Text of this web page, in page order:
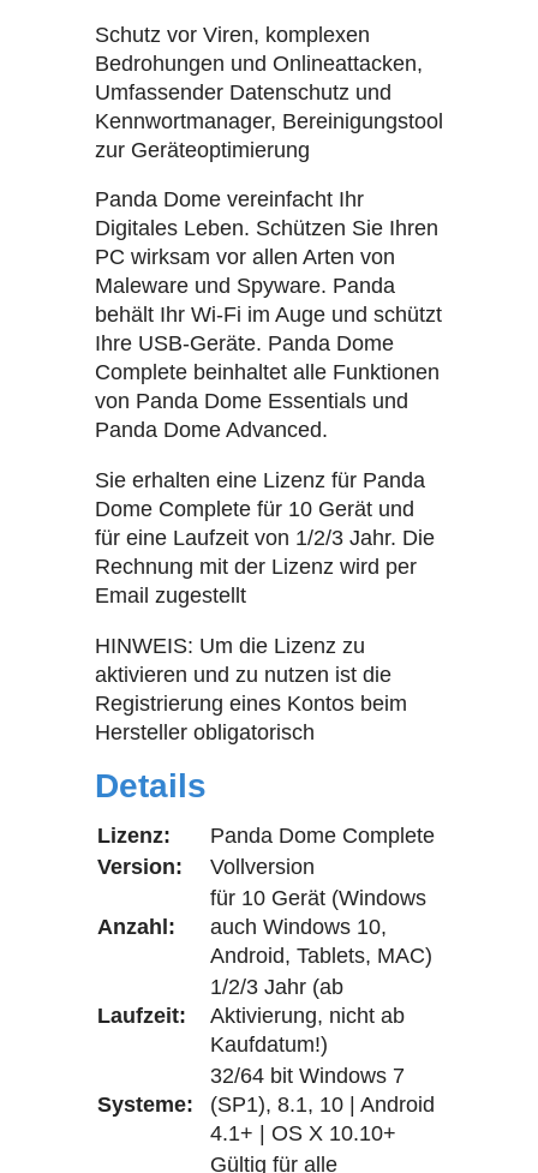
Schutz vor Viren, komplexen
Bedrohungen und Onlineattacken,
Umfassender Datenschutz und
Kennwortmanager, Bereinigungstool
zur Geräteoptimierung
Panda Dome vereinfacht Ihr
Digitales Leben. Schützen Sie Ihren
PC wirksam vor allen Arten von
Maleware und Spyware. Panda
behält Ihr Wi-Fi im Auge und schützt
Ihre USB-Geräte. Panda Dome
Complete beinhaltet alle Funktionen
von Panda Dome Essentials und
Panda Dome Advanced.
Sie erhalten eine Lizenz für Panda
Dome Complete für 10 Gerät und
für eine Laufzeit von 1/2/3 Jahr. Die
Rechnung mit der Lizenz wird per
Email zugestellt
HINWEIS: Um die Lizenz zu
aktivieren und zu nutzen ist die
Registrierung eines Kontos beim
Hersteller obligatorisch
Details
Lizenz:
Panda Dome Complete
Version:
Vollversion
Anzahl:
für 10 Gerät (Windows
auch Windows 10,
Android, Tablets, MAC)
Laufzeit:
1/2/3 Jahr (ab
Aktivierung, nicht ab
Kaufdatum!)
Systeme:
32/64 bit Windows 7
(SP1), 8.1, 10 | Android
4.1+ | OS X 10.10+
Gültig für alle